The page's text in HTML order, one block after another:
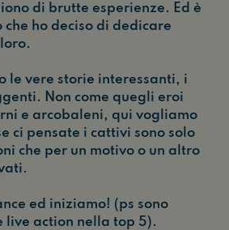
di brutte esperienze. Ed è
che ho deciso di dedicare
le vere storie interessanti, i
Non come quegli eroi
e arcobaleni, qui vogliamo
ci pensate i cattivi sono solo
che per un motivo o un altro
ed iniziamo! (ps sono
live action nella top 5).